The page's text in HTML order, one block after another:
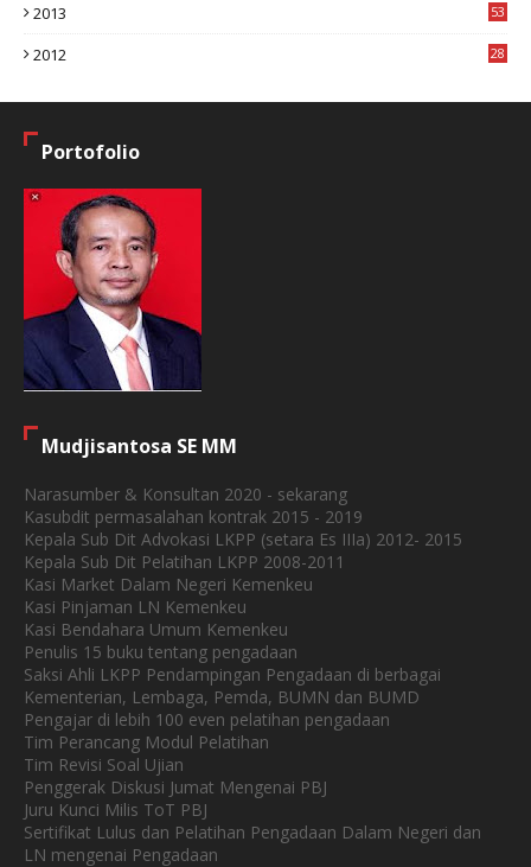
2013
53
2012
28
Portofolio
Mudjisantosa SE MM
Narasumber & Konsultan 2020 - sekarang
Kasubdit permasalahan kontrak 2015 - 2019
Kepala Sub Dit Advokasi LKPP (setara Es IIIa) 2012- 2015
Kepala Sub Dit Pelatihan LKPP 2008-2011
Kasi Market Dalam Negeri Kemenkeu
Kasi Pinjaman LN Kemenkeu
Kasi Bendahara Umum Kemenkeu
Penulis 15 buku tentang pengadaan
Saksi Ahli LKPP Pendampingan Pengadaan di berbagai
Kementerian, Lembaga, Pemda, BUMN dan BUMD
Pengajar di lebih 100 even pelatihan pengadaan
Tim Perancang Modul Pelatihan
Tim Revisi Soal Ujian
Penggerak Diskusi Jumat Mengenai PBJ
Juru Kunci Milis ToT PBJ
Sertifikat Lulus dan Pelatihan Pengadaan Dalam Negeri dan
LN mengenai Pengadaan